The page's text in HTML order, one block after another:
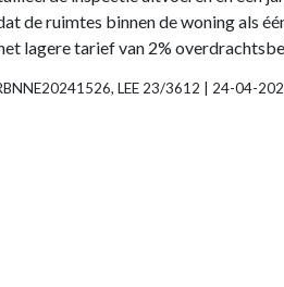
de ruimtes binnen de woning als
lagere tarief van 2%
LEE 23/3612 | 24-04-